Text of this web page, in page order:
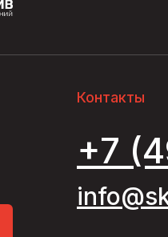
+7
Контакты